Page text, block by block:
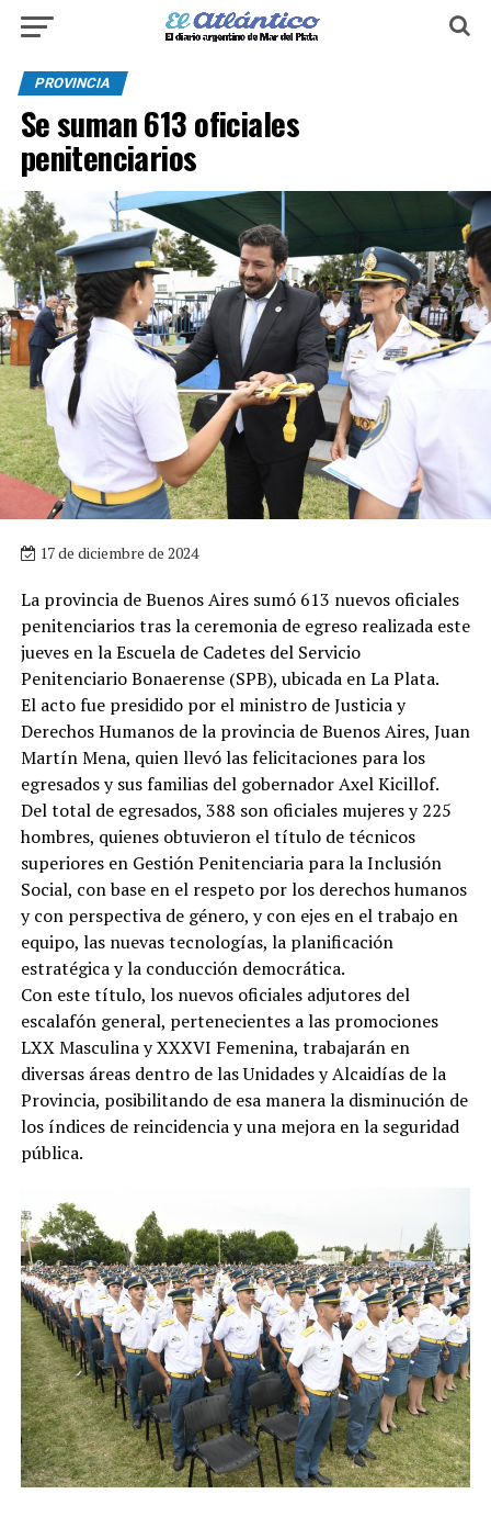
PROVINCIA
Se suman 613 oficiales
penitenciarios
17 de diciembre de 2024
La provincia de Buenos Aires sumó 613 nuevos oficiales
penitenciarios tras la ceremonia de egreso realizada este
jueves en la Escuela de Cadetes del Servicio
Penitenciario Bonaerense (SPB), ubicada en La Plata.
El acto fue presidido por el ministro de Justicia y
Derechos Humanos de la provincia de Buenos Aires, Juan
Martín Mena, quien llevó las felicitaciones para los
egresados y sus familias del gobernador Axel Kicillof.
Del total de egresados, 388 son oficiales mujeres y 225
hombres, quienes obtuvieron el título de técnicos
superiores en Gestión Penitenciaria para la Inclusión
Social, con base en el respeto por los derechos humanos
y con perspectiva de género, y con ejes en el trabajo en
equipo, las nuevas tecnologías, la planificación
estratégica y la conducción democrática.
Con este título, los nuevos oficiales adjutores del
escalafón general, pertenecientes a las promociones
LXX Masculina y XXXVI Femenina, trabajarán en
diversas áreas dentro de las Unidades y Alcaidías de la
Provincia, posibilitando de esa manera la disminución de
los índices de reincidencia y una mejora en la seguridad
pública.